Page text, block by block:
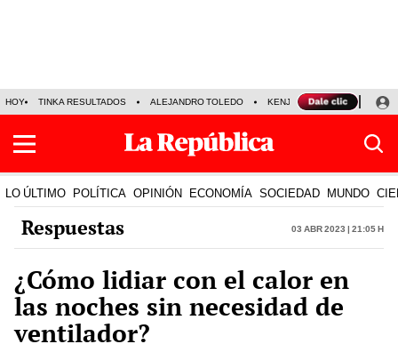
HOY TINKA RESULTADOS ALEJANDRO TOLEDO KENJI FUJIMORI
LO ÚLTIMO POLÍTICA OPINIÓN ECONOMÍA SOCIEDAD MUNDO
Respuestas 03 Abr 2023 | 21:05 h
¿Cómo lidiar con el calor en
las noches sin necesidad de
ventilador?